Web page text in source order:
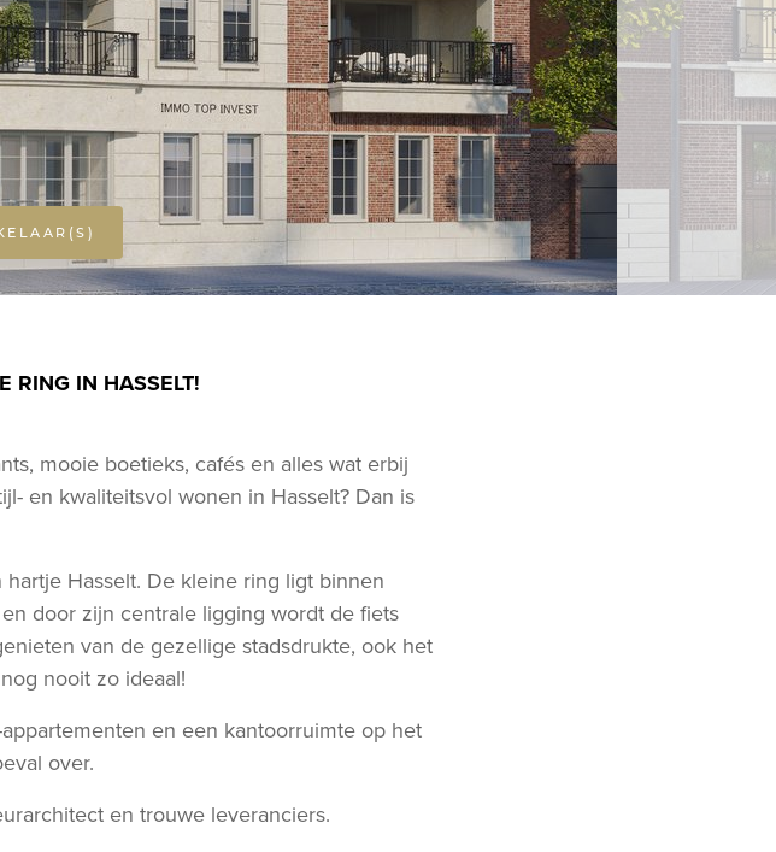
RING IN HASSELT!
mooie boetieks, cafés en alles wat erbij
en kwaliteitsvol wonen in Hasselt? Dan is
Hasselt. De kleine ring ligt binnen
door zijn centrale ligging wordt de fiets
van de gezellige stadsdrukte, ook het
nooit zo ideaal!
en een kantoorruimte op het
over.
en trouwe leveranciers.